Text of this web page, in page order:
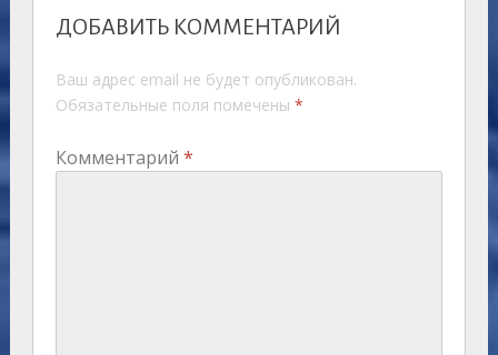
ДОБАВИТЬ КОММЕНТАРИЙ
Ваш адрес email не будет опубликован.
Обязательные поля помечены *
Комментарий *